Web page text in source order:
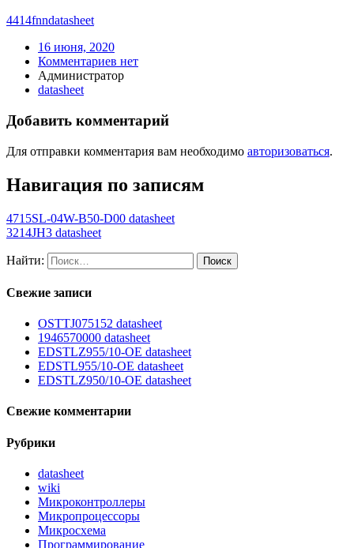
4414fnndatasheet
16 июня, 2020
Комментариев нет
Администратор
datasheet
Добавить комментарий
Для отправки комментария вам необходимо авторизоваться.
Навигация по записям
4715SL-04W-B50-D00 datasheet
3214JH3 datasheet
Найти:
Свежие записи
OSTTJ075152 datasheet
1946570000 datasheet
EDSTLZ955/10-OE datasheet
EDSTL955/10-OE datasheet
EDSTLZ950/10-OE datasheet
Свежие комментарии
Рубрики
datasheet
wiki
Микроконтроллеры
Микропроцессоры
Микросхема
Программирование